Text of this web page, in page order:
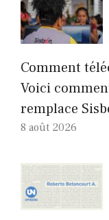
Comment
Voici
remplace
8 août 2026